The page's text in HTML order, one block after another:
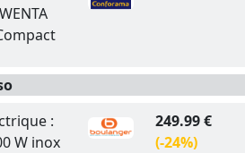
:
W inox
249.99 €
(-24%)